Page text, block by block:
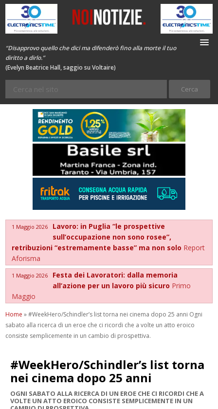
“Disapprovo quello che dici ma difenderò fino alla morte il tuo
diritto a dirlo.”
(Evelyn Beatrice Hall, saggio su Voltaire)
1 Maggio 2026
Lavoro: in Puglia “le prospettive
sull’occupazione non sono rosee”,
retribuzioni “estremamente basse” ma non solo Report
Aforisma
1 Maggio 2026
Festa dei Lavoratori: dalla memoria
all’azione per un lavoro più sicuro Primo
Maggio
Home »#WeekHero/Schindler’s list torna nei cinema dopo 25 anni Ogni
sabato alla ricerca di un eroe che ci ricordi che a volte un atto eroico
consiste semplicemente in un cambio di prospettiva.
#WeekHero/Schindler’s list torna
nei cinema dopo 25 anni
OGNI SABATO ALLA RICERCA DI UN EROE CHE CI RICORDI CHE A
VOLTE UN ATTO EROICO CONSISTE SEMPLICEMENTE IN UN